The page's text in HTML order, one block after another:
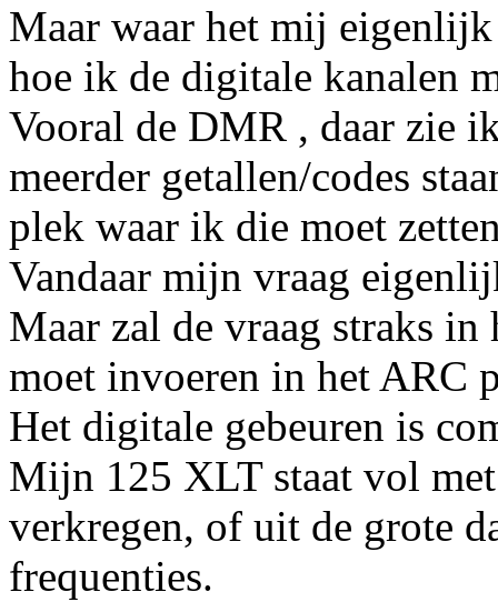
Maar waar het mij
hoe ik de digitale kanalen
Vooral de DMR , daar zie
meerder getallen/codes
plek waar ik die moet
Vandaar mijn vraag
Maar zal de vraag straks
moet invoeren in het ARC
Het digitale gebeuren is
Mijn 125 XLT staat vol
verkregen, of uit de grote
frequenties.